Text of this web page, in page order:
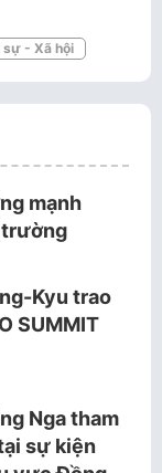
sự - Xã hội
mạnh
trường
Kyu trao
SUMMIT
Nga tham
sự kiện